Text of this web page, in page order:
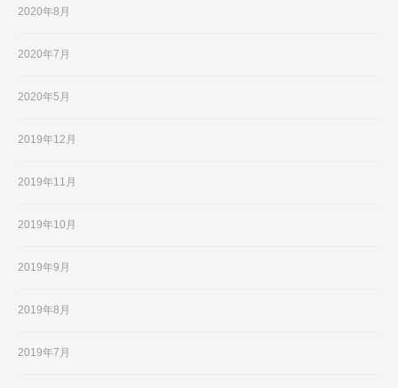
2020年8月
2020年7月
2020年5月
2019年12月
2019年11月
2019年10月
2019年9月
2019年8月
2019年7月